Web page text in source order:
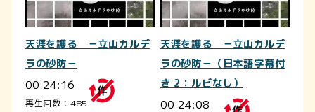
天涯を護る －立山カルデ
ラの砂防－
00:24:16
再生回数：485
天涯を護る －立山カルデ
ラの砂防－（日本語字幕付
き 2：ルビなし）
00:24:08